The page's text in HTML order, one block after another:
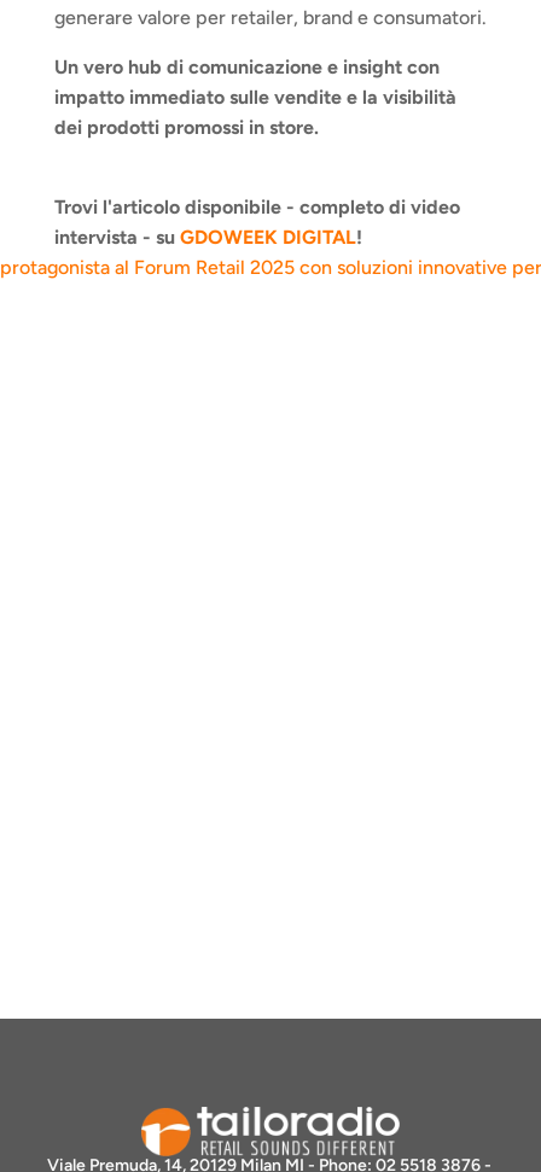
Un vero hub di comunicazione e insight con
impatto immediato sulle vendite e la visibilità
dei prodotti promossi in store.
Trovi l'articolo disponibile - completo di video
intervista - su GDOWEEK DIGITAL!
al Forum Retail 2025 con soluzioni innovative